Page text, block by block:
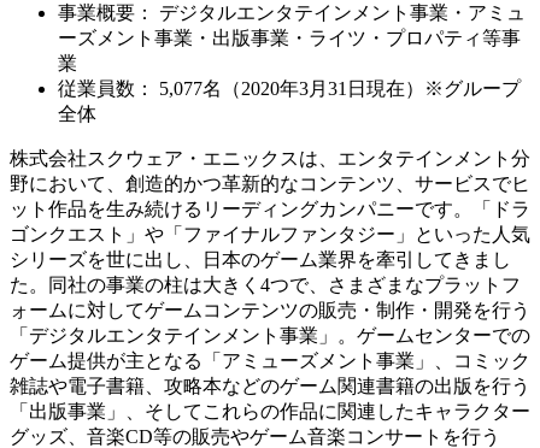
事業概要： デジタルエンタテインメント事業・アミュ
ーズメント事業・出版事業・ライツ・プロパティ等事
業
従業員数： 5,077名（2020年3月31日現在）※グループ
全体
株式会社スクウェア・エニックスは、エンタテインメント分
野において、創造的かつ革新的なコンテンツ、サービスでヒ
ット作品を生み続けるリーディングカンパニーです。「ドラ
ゴンクエスト」や「ファイナルファンタジー」といった人気
シリーズを世に出し、日本のゲーム業界を牽引してきまし
た。同社の事業の柱は大きく4つで、さまざまなプラットフ
ォームに対してゲームコンテンツの販売・制作・開発を行う
「デジタルエンタテインメント事業」。ゲームセンターでの
ゲーム提供が主となる「アミューズメント事業」、コミック
雑誌や電子書籍、攻略本などのゲーム関連書籍の出版を行う
「出版事業」、そしてこれらの作品に関連したキャラクター
グッズ、音楽CD等の販売やゲーム音楽コンサートを行う